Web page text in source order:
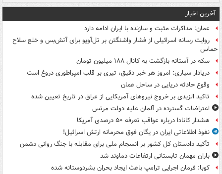
آخرین اخبار
عمان: مذاکرات مثبت و سازنده با ایران ادامه دارد
روایت رسانه اسرائیلی از فشار واشنگتن بر تل‌آویو برای آتش‌بس و خلع سلاح
حماس
سکه در آستانه بازگشت به کانال ۱۸۸ میلیون تومان
دریادار سیاری: امروز هر خبر دقیق، تیری بر قلب امپراطوری دروغ است
وقوع حادثه دریایی در ساحل عمان
تاکید الزیدی بر خروج نیروهای آمریکایی از عراق در تاریخ تعیین شده
اعتراضات گسترده در آلمان علیه دولت مرتس
هشدار کانادا درباره عواقب تعرفه ۵۰ درصدی آمریکا
نفوذ اطلاعاتی ایران در یگان فوق محرمانه ارتش اسرائیل!
تأکید دادستان کل کشور بر انسجام ملی برای مقابله با جنگ روانی دشمن
باران مهمان تابستانی ارتفاعات دماوند شد
کوبا: فرمان اجرایی ترامپ باعث ایجاد بحران بشردوستانه شده